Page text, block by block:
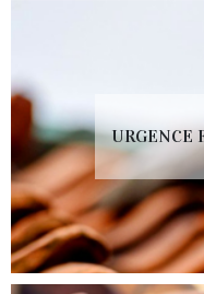
URGENCE